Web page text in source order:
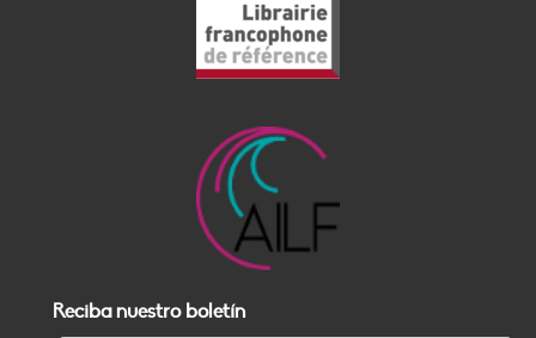
Reciba nuestro boletín